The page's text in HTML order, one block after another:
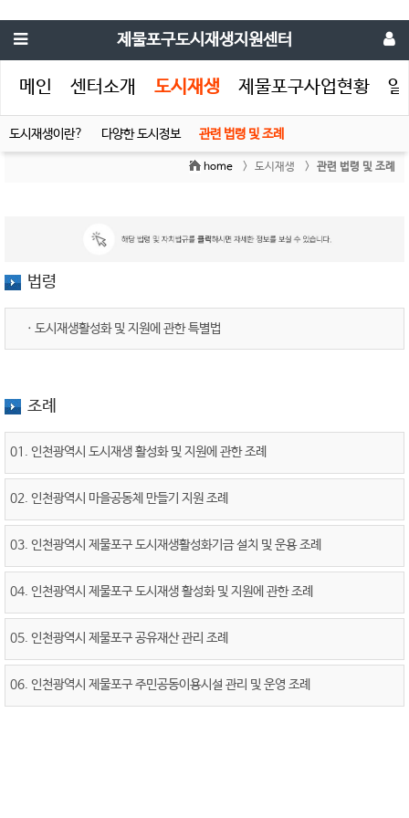
제물포구도시재생지원센터
메인 센터소개 도시재생 제물포구사업현황 알
도시재생이란? 다양한 도시정보 관련 법령 및 조례
home > 도시재생 > 관련 법령 및 조례
법령
ㆍ 도시재생활성화 및 지원에 관한 특별법
조례
01. 인천광역시 도시재생 활성화 및 지원에 관한 조례
02. 인천광역시 마을공동체 만들기 지원 조례
03. 인천광역시 제물포구 도시재생활성화기금 설치 및 운용 조례
04. 인천광역시 제물포구 도시재생 활성화 및 지원에 관한 조례
05. 인천광역시 제물포구 공유재산 관리 조례
06. 인천광역시 제물포구 주민공동이용시설 관리 및 운영 조례